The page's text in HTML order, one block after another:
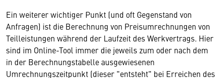
Ein weiterer wichtiger Punkt (und oft Gegenstand von
Anfragen) ist die Berechnung von Preisumrechnungen von
Teilleistungen während der Laufzeit des Werkvertrags. Hier
sind im Online-Tool immer die jeweils zum oder nach dem
in der Berechnungstabelle ausgewiesenen
Umrechnungszeitpunkt (dieser "entsteht" bei Erreichen des